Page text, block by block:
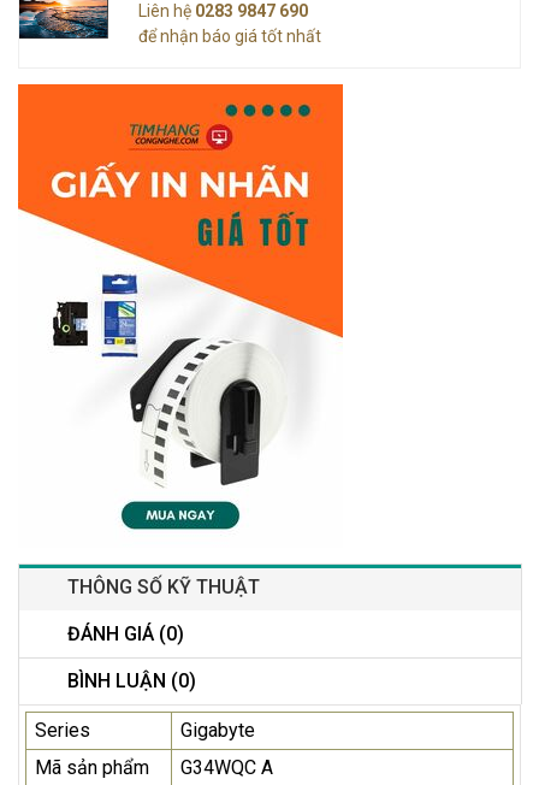
Liên hệ 0283 9847 690
để nhận báo giá tốt nhất
THÔNG SỐ KỸ THUẬT
ĐÁNH GIÁ (0)
BÌNH LUẬN (0)
Series
Gigabyte
Mã sản phẩm
G34WQC A